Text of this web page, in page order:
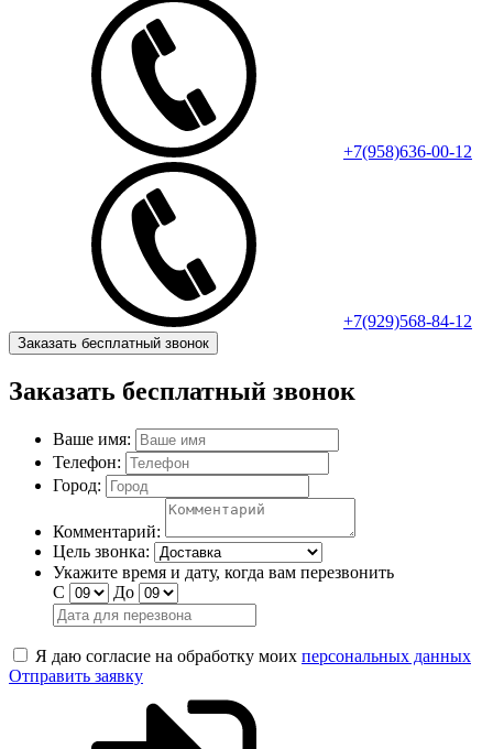
+7(958)636-00-12
+7(929)568-84-12
Заказать бесплатный звонок
Заказать бесплатный звонок
Ваше имя:
Телефон:
Город:
Комментарий:
Цель звонка:
Укажите время и дату, когда вам перезвонить
С
До
Я даю согласие на обработку моих персональных данных
Отправить заявку